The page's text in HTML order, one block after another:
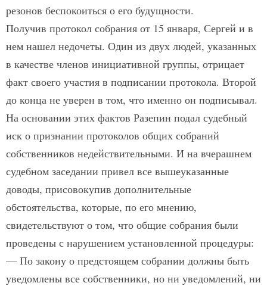
резонов беспокоиться о его будущности.
Получив протокол собрания от 15 января, Сергей и в
нем нашел недочеты. Один из двух людей, указанных
в качестве членов инициативной группы, отрицает
факт своего участия в подписании протокола. Второй
до конца не уверен в том, что именно он подписывал.
На основании этих фактов Разепин подал судебный
иск о признании протоколов общих собраний
собственников недействительными. И на вчерашнем
судебном заседании привел все вышеуказанные
доводы, присовокупив дополнительные
обстоятельства, которые, по его мнению,
свидетельствуют о том, что общие собрания были
проведены с нарушением установленной процедуры:
— По закону о предстоящем собрании должны быть
уведомлены все собственники, но ни уведомлений, ни